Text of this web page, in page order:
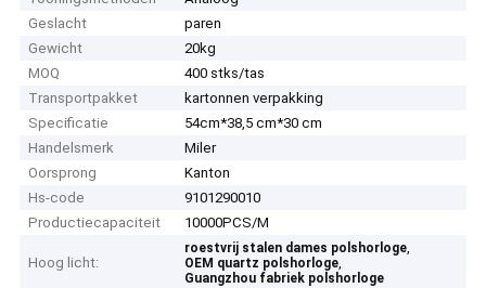
Geslacht
paren
Gewicht
20kg
MOQ
400 stks/tas
Transportpakket
kartonnen verpakking
Specificatie
54cm*38,5 cm*30 cm
Handelsmerk
Miler
Oorsprong
Kanton
Hs-code
9101290010
Productiecapaciteit
10000PCS/M
Hoog licht:
roestvrij stalen dames polshorloge,
OEM quartz polshorloge,
Guangzhou fabriek polshorloge